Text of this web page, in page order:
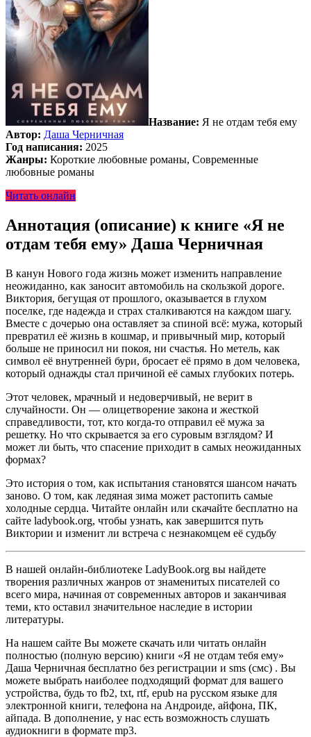
Название: Я не отдам тебя ему
Автор: Даша Черничная
Год написания: 2025
Жанры: Короткие любовные романы, Современные
любовные романы
Читать онлайн
Аннотация (описание) к книге «Я не
отдам тебя ему» Даша Черничная
В канун Нового года жизнь может изменить направление
неожиданно, как заносит автомобиль на скользкой дороге.
Виктория, бегущая от прошлого, оказывается в глухом
поселке, где надежда и страх сталкиваются на каждом шагу.
Вместе с дочерью она оставляет за спиной всё: мужа, который
превратил её жизнь в кошмар, и привычный мир, который
больше не приносил ни покоя, ни счастья. Но метель, как
символ её внутренней бури, бросает её прямо в дом человека,
который однажды стал причиной её самых глубоких потерь.
Этот человек, мрачный и недоверчивый, не верит в
случайности. Он — олицетворение закона и жесткой
справедливости, тот, кто когда-то отправил её мужа за
решетку. Но что скрывается за его суровым взглядом? И
может ли быть, что спасение приходит в самых неожиданных
формах?
Это история о том, как испытания становятся шансом начать
заново. О том, как ледяная зима может растопить самые
холодные сердца. Читайте онлайн или скачайте бесплатно на
сайте ladybook.org, чтобы узнать, как завершится путь
Виктории и изменит ли встреча с незнакомцем её судьбу
В нашей онлайн-библиотеке LadyBook.org вы найдете
творения различных жанров от знаменитых писателей со
всего мира, начиная от современных авторов и заканчивая
теми, кто оставил значительное наследие в истории
литературы.
На нашем сайте Вы можете скачать или читать онлайн
полностью (полную версию) книги «Я не отдам тебя ему»
Даша Черничная бесплатно без регистрации и sms (смс) . Вы
можете выбрать наиболее подходящий формат для вашего
устройства, будь то fb2, txt, rtf, epub на русском языке для
электронной книги, телефона на Андроиде, айфона, ПК,
айпада. В дополнение, у нас есть возможность слушать
аудиокниги в формате mp3.